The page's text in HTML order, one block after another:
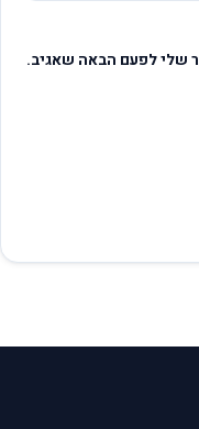
שלי לפעם הבאה שאגיב.